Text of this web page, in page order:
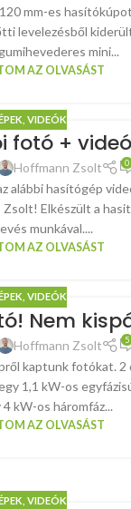
mm-es
levelezésből
mini...
AZ OLVASÁST
VIDEÓK
fotó + videó
Hoffmann Zsolt 0
alábbi hasítógép
Elkészült a
munkával....
AZ OLVASÁST
VIDEÓK
Nem
Hoffmann Zsolt 5
kaptunk fotókat. 2
1,1 kW-os
kW-os háromfáz...
AZ OLVASÁST
VIDEÓK